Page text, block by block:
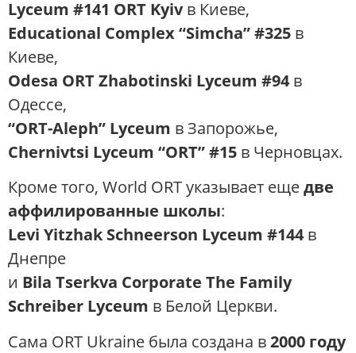
Lyceum #141 ORT Kyivв Киеве,
Educational Complex “Simcha” #325 в
Киеве,
Odesa ORT Zhabotinski Lyceum #94 в
Одессе,
“ORT-Aleph” Lyceum в Запорожье,
Chernivtsi Lyceum “ORT” #15 в Черновцах.
Кроме того, World ORT указывает ещедве
аффилированные школы:
Levi Yitzhak Schneerson Lyceum #144 в
Днепре
и Bila Tserkva Corporate The Family
Schreiber Lyceum в Белой Церкви.
Сама ORT Ukraine была создана в2000 году